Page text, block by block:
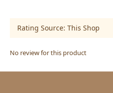
No review for this product